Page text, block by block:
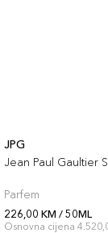
JPG
Jean Paul Gaultier
Parfem
226,00 KM / 50ML
Osnovna cijena